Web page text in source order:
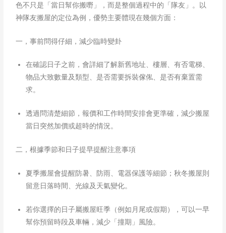
色不只是「當日幫你搬嘢」，而是整個過程中的「隊友」。以
神隊友搬屋的定位為例，優勢主要體現在幾個方面：
一，事前問得仔細，減少臨時變卦
在確認日子之前，會詳細了解新舊地址、樓層、有否電梯、
物品大致數量及類型、是否需要拆裝傢俬、是否有棄置需
求。
透過問清楚細節，報價和工作時間安排會更準確，減少搬屋
當日突然加價或超時的情況。
二，根據季節和日子提早提醒注意事項
夏季搬屋會提醒防暑、防雨、電器保護等細節；秋冬搬屋則
留意日落時間、光線及天氣變化。
若你選擇的日子屬搬屋旺季（例如月尾或假期），可以一早
幫你預留時段及車輛，減少「撞期」風險。